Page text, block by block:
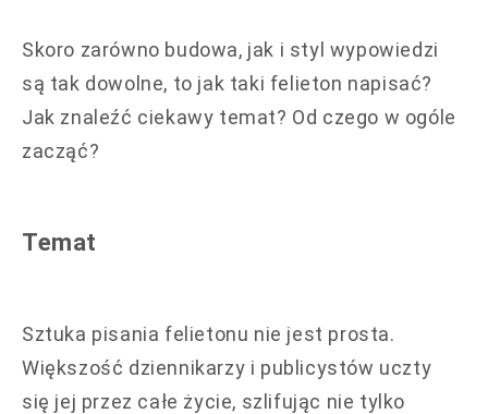
Skoro zarówno budowa, jak i styl wypowiedzi
są tak dowolne, to jak taki felieton napisać?
Jak znaleźć ciekawy temat? Od czego w ogóle
zacząć?
Temat
Sztuka pisania felietonu nie jest prosta.
Większość dziennikarzy i publicystów uczty
się jej przez całe życie, szlifując nie tylko